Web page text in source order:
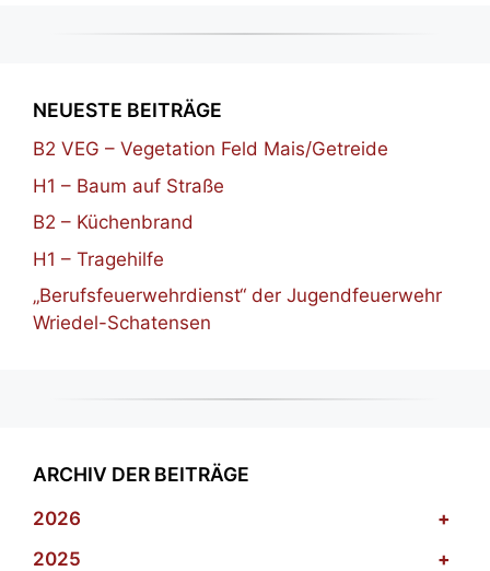
NEUESTE BEITRÄGE
B2 VEG – Vegetation Feld Mais/Getreide
H1 – Baum auf Straße
B2 – Küchenbrand
H1 – Tragehilfe
„Berufsfeuerwehrdienst“ der Jugendfeuerwehr
Wriedel-Schatensen
ARCHIV DER BEITRÄGE
2026
+
2025
+